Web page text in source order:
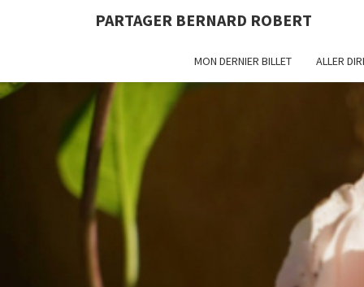
PARTAGER BERNARD ROBERT
MON DERNIER BILLET ALLER